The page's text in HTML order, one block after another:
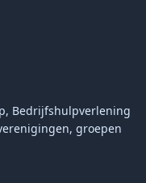
Bedrijfshulpverlening
groepen